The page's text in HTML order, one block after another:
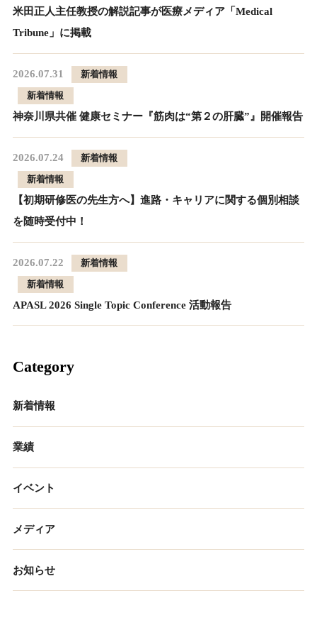
米田正人主任教授の解説記事が医療メディア「Medical
Tribune」に掲載
2026.07.31
新着情報
新着情報
神奈川県共催 健康セミナー『筋肉は“第２の肝臓”』開催報告
2026.07.24
新着情報
新着情報
【初期研修医の先生方へ】進路・キャリアに関する個別相談
を随時受付中！
2026.07.22
新着情報
新着情報
APASL 2026 Single Topic Conference 活動報告
Category
新着情報
業績
イベント
メディア
お知らせ